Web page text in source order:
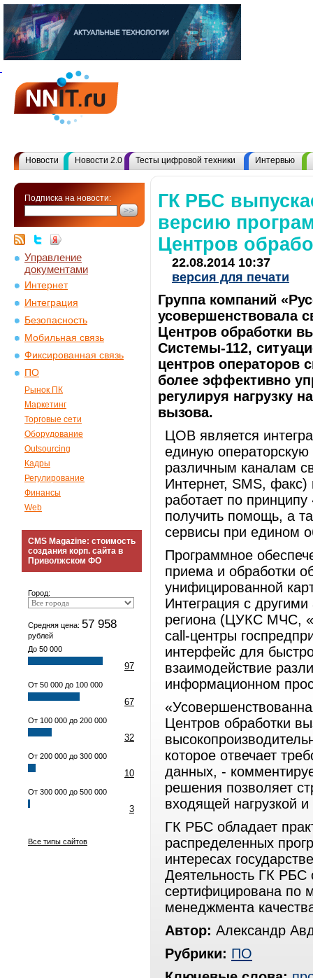
Новости Новости 2.0 Тесты цифровой техники Интервью
Подписка на новости:
Управление
документами
Интернет
Интеграция
Безопасность
Мобильная связь
Фиксированная связь
ПО
Рынок ПК
Маркетинг
Торговые сети
Оборудование
Outsourcing
Кадры
Регулирование
Финансы
Web
CMS Magazine: стоимость
создания корп. сайта в
Приволжском ФО
Город:
Средняя цена: 57 958
рублей
До 50 000
97
От 50 000 до 100 000
67
От 100 000 до 200 000
32
От 200 000 до 300 000
10
От 300 000 до 500 000
3
Все типы сайтов
ГК РБС
версию
Центров
22.08.2014 10:37
версия для печати
Группа компаний
усовершенствовала
Центров обработки
Системы-112,
центров операторов
более эффективно
регулируя нагрузку
вызова.
ЦОВ является
единую
различным каналам
Интернет, SMS,
работает по
получить помощь, а
сервисы при едином
Программное
приема и обработки
унифицированной
Интеграция с
региона (ЦУКС МЧС,
call-центры
интерфейс для
взаимодействие
информационном
Центров обработки
которое отвечает
данных, -
решения позволяет
входящей нагрузкой
ГК РБС обладает
распределенных
интересах
Деятельность ГК РБС
сертифицирована по
менеджмента
Автор: Александр
Рубрики: ПО